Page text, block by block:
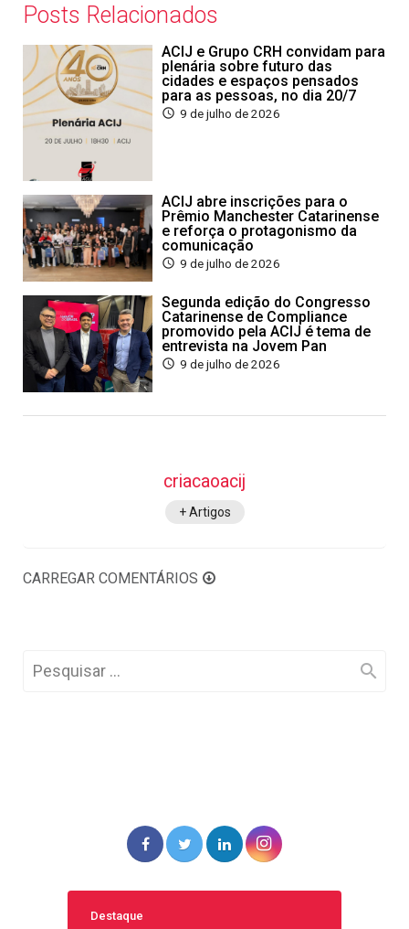
Posts Relacionados
ACIJ e Grupo CRH convidam para
plenária sobre futuro das
cidades e espaços pensados
para as pessoas, no dia 20/7
9 de julho de 2026
ACIJ abre inscrições para o
Prêmio Manchester Catarinense
e reforça o protagonismo da
comunicação
9 de julho de 2026
Segunda edição do Congresso
Catarinense de Compliance
promovido pela ACIJ é tema de
entrevista na Jovem Pan
9 de julho de 2026
criacaoacij
+ Artigos
CARREGAR COMENTÁRIOS
Destaque